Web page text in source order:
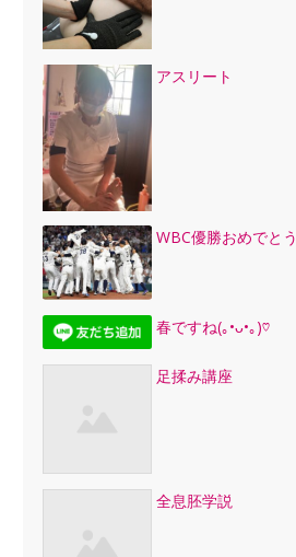
アスリート
WBC優勝おめでとう
春ですね(｡•ᴗ•｡)♡
足揉み講座
全息胚学説